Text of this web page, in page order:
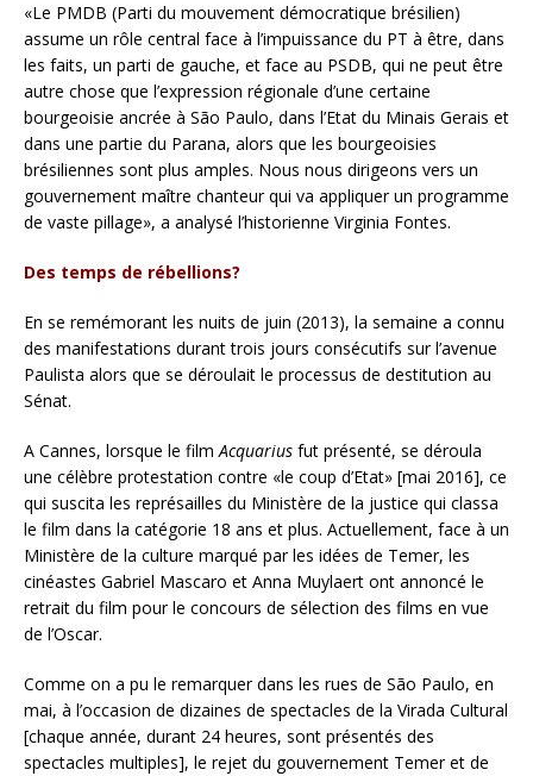
«Le PMDB (Parti du mouvement démocratique brésilien)
assume un rôle central face à l’impuissance du PT à être, dans
les faits, un parti de gauche, et face au PSDB, qui ne peut être
autre chose que l’expression régionale d’une certaine
bourgeoisie ancrée à São Paulo, dans l’Etat du Minais Gerais et
dans une partie du Parana, alors que les bourgeoisies
brésiliennes sont plus amples. Nous nous dirigeons vers un
gouvernement maître chanteur qui va appliquer un programme
de vaste pillage», a analysé l’historienne Virginia Fontes.
Des temps de rébellions?
En se remémorant les nuits de juin (2013), la semaine a connu
des manifestations durant trois jours consécutifs sur l’avenue
Paulista alors que se déroulait le processus de destitution au
Sénat.
A Cannes, lorsque le filmAcquarius fut présenté, se déroula
une célèbre protestation contre «le coup d’Etat» [mai 2016], ce
qui suscita les représailles du Ministère de la justice qui classa
le film dans la catégorie 18 ans et plus. Actuellement, face à un
Ministère de la culture marqué par les idées de Temer, les
cinéastes Gabriel Mascaro et Anna Muylaert ont annoncé le
retrait du film pour le concours de sélection des films en vue
de l’Oscar.
Comme on a pu le remarquer dans les rues de São Paulo, en
mai, à l’occasion de dizaines de spectacles de la Virada Cultural
[chaque année, durant 24 heures, sont présentés des
spectacles multiples], le rejet du gouvernement Temer et de